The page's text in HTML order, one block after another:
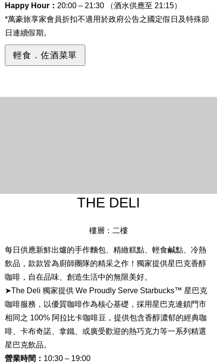
Happy Hour： 20:00 – 21:30 （酒水供應至 21:15）
*萬豪旅享家會員折扣不適用於政府公告之國定假日及特殊節
日連續假期。
輕食．佐酒菜單
THE DELI
樓層：二樓
每日供應新鮮出爐的手作麵包、精緻糕點、輕食鹹點、冷熱
飲品，款款皆為廚師團隊的精采之作！獨家提供星巴克香醇
咖啡，自在品味、創造生活中的無限美好。
➤The Deli 獨家提供 We Proudly Serve Starbucks™ 星巴克
咖啡服務，以優質咖啡作為核心基礎，採用星巴克連鎖門市
相同之 100% 阿拉比卡咖啡豆，提供包含香醇濃郁的經典咖
啡、卡布奇諾、拿鐵、或廣受歡迎的熱巧克力等一系列精選
星巴克飲品。
營業時間： 10:30 – 19:00